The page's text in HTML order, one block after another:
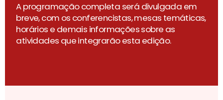
A programação completa será divulgada em
breve, com os conferencistas, mesas temáticas,
horários e demais informações sobre as
atividades que integrarão esta edição.